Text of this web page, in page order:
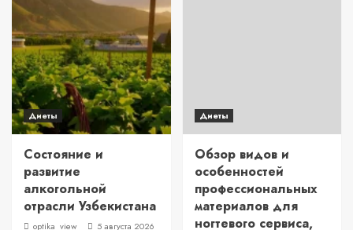
Диеты
Состояние и
развитие
алкогольной
отрасли Узбекистана
optika_view_ 5 августа 2026
Диеты
Обзор видов и
особенностей
профессиональных
материалов для
ногтевого сервиса,